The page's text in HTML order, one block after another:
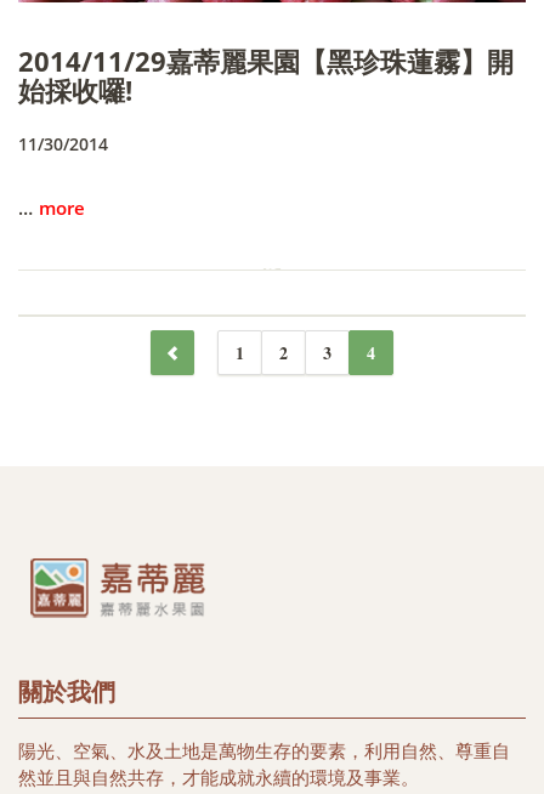
2014/11/29嘉蒂麗果園【黑珍珠蓮霧】開
始採收囉!
11/30/2014
… more
1 2 3 4
關於我們
陽光、空氣、水及土地是萬物生存的要素，利用自然、尊重自
然並且與自然共存，才能成就永續的環境及事業。